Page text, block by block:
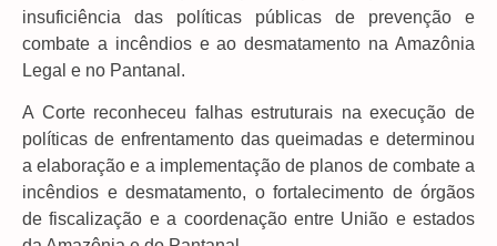
insuficiência das políticas públicas de prevenção e
combate a incêndios e ao desmatamento na Amazônia
Legal e no Pantanal.
A Corte reconheceu falhas estruturais na execução de
políticas de enfrentamento das queimadas e determinou
a elaboração e a implementação de planos de combate a
incêndios e desmatamento, o fortalecimento de órgãos
de fiscalização e a coordenação entre União e estados